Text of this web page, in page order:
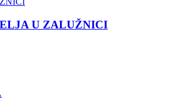
U ZALUŽNICI